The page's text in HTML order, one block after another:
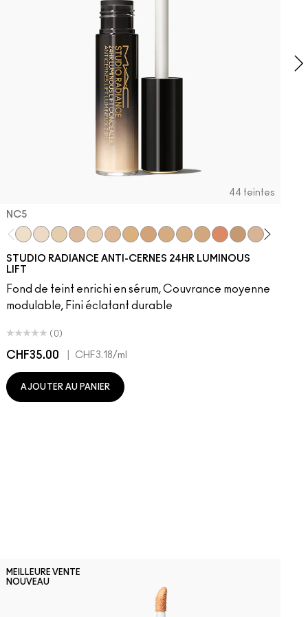
44 teintes
NC5​
STUDIO RADIANCE ANTI-CERNES 24HR LUMINOUS
LIFT
Fond de teint enrichi en sérum, Couvrance moyenne
modulable, Fini éclatant durable
(0)
CHF35.00 CHF3.18/ml
AJOUTER AU PANIER
MEILLEURE VENTE
NOUVEAU